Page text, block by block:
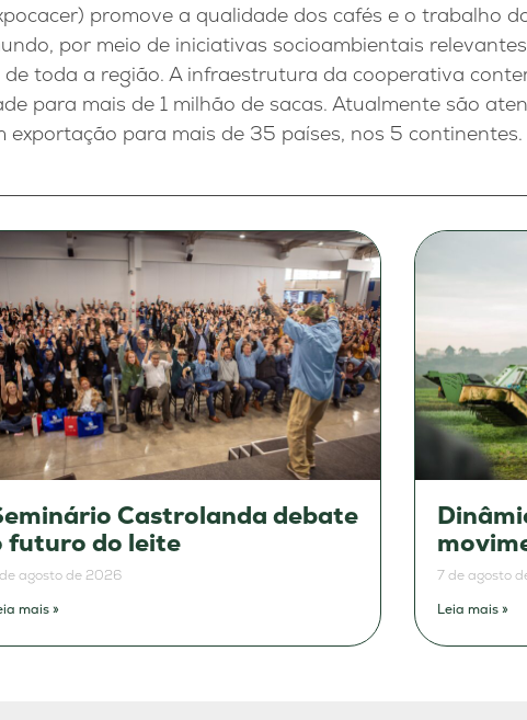
promove a qualidade dos cafés e o trabalho
por meio de iniciativas socioambientais
toda a região. A infraestrutura da cooperativa
para mais de 1 milhão de sacas. Atualmente são
exportação para mais de 35 países, nos 5 continentes.
Castrolanda debate
futuro do leite
agosto de 2026
mais »
7 de agosto
Leia mais »